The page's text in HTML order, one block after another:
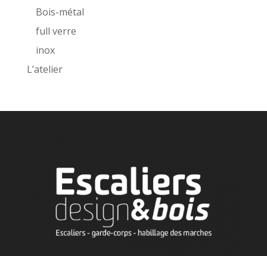
Bois-métal
full verre
inox
L’atelier